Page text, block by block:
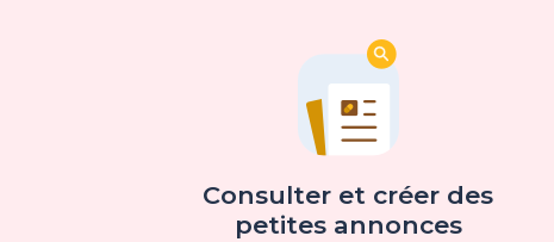
Consulter et créer des
petites annonces